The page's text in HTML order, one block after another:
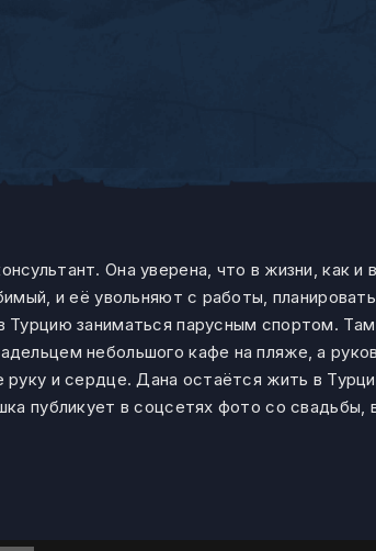
Она уверена, что в жизни, как и
и её увольняют с работы,
заниматься парусным спортом.
небольшого кафе на пляже, а
и сердце. Дана остаётся жить в
публикует в соцсетях фото со свадьбы,